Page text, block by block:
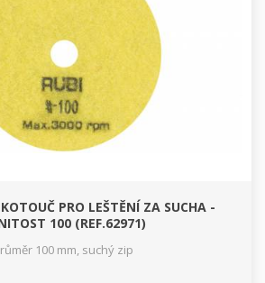
PRO LEŠTĚNÍ ZA SUCHA -
100 (REF.62971)
100 mm, suchý zip